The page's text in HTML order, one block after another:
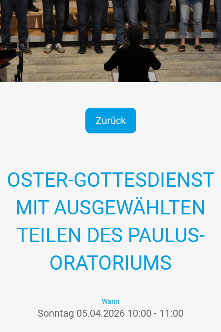
Zurück
OSTER-GOTTESDIENST
MIT AUSGEWÄHLTEN
TEILEN DES PAULUS-
ORATORIUMS
Wann
Sonntag 05.04.2026 10:00 - 11:00